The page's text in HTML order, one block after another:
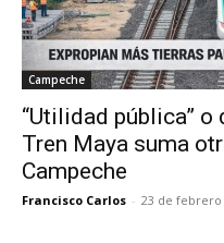
Campeche
“Utilidad pública”
Tren Maya suma
Campeche
Francisco Carlos - 23 de febrero